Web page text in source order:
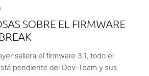
SOBRE EL FIRMWARE
saliera el firmware 3.1, todo el
pendiente del Dev-Team y sus